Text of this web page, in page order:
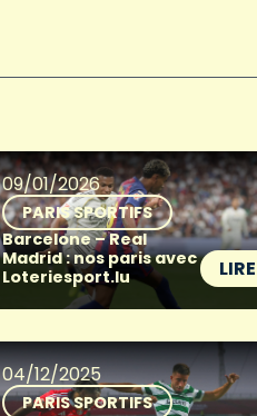
09/01/2026
PARIS SPORTIFS
Barcelone – Real
Madrid : nos paris avec
Loteriesport.lu
LIRE
04/12/2025
PARIS SPORTIFS